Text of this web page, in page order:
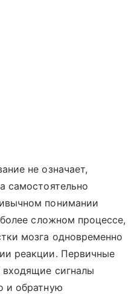
не означает,
самостоятельно
понимании
сложном процессе,
мозга одновременно
реакции. Первичные
сигналы
и обратную